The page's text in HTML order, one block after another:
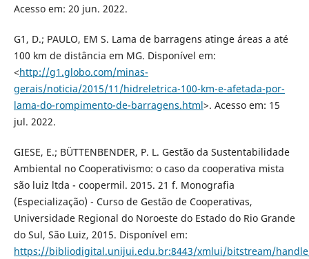
Acesso em: 20 jun. 2022.
G1, D.; PAULO, EM S. Lama de barragens atinge áreas a até
100 km de distância em MG. Disponível em:
<http://g1.globo.com/minas-
gerais/noticia/2015/11/hidreletrica-100-km-e-afetada-por-
lama-do-rompimento-de-barragens.html>. Acesso em: 15
jul. 2022.
GIESE, E.; BÜTTENBENDER, P. L. Gestão da Sustentabilidade
Ambiental no Cooperativismo: o caso da cooperativa mista
são luiz ltda - coopermil. 2015. 21 f. Monografia
(Especialização) - Curso de Gestão de Cooperativas,
Universidade Regional do Noroeste do Estado do Rio Grande
do Sul, São Luiz, 2015. Disponível em:
https://bibliodigital.unijui.edu.br:8443/xmlui/bitstream/